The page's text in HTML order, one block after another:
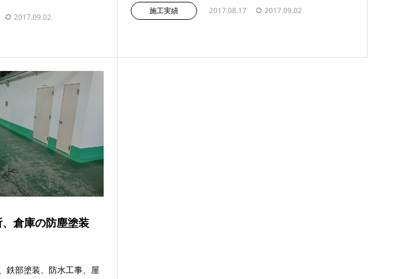
2017.09.02
施工実績 2017.08.17 2017.09.02
倉庫の防塵塗装
鉄部塗装、防水工事、屋